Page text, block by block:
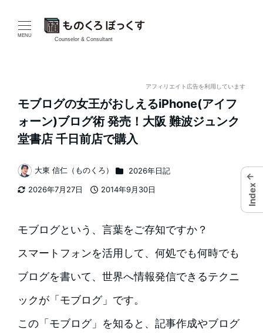
MENU
Counselor & Consultant
アフィリエイト広告を利用しています
モブログの女王がおしえるiPhone(アイフ
ォーン)ブログ術 発売！大阪 難波ジュンク
堂書店 千日前店で購入
2026年7月27日
2014年9月30日
著
者
大東 信仁（ものくろ） カテゴリー
2026年日記
モブログという、言葉をご存知ですか？
スマートフォンを活用して、何処でも何時でも
ブログを書いて、世界へ情報発信できるテクニ
ックが「モブログ」です。
この「モブログ」を知ると、記事作成やブログ
←
Index